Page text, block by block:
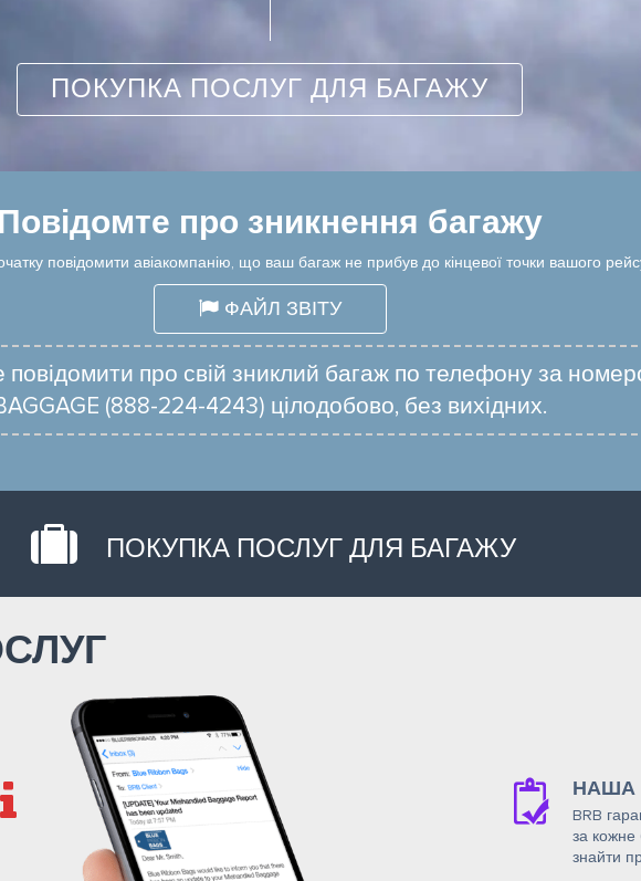
ПОКУПКА ПОСЛУГ ДЛЯ БАГАЖУ
Повідомте про зникнення багажу
повідомити авіакомпанію, що ваш багаж не прибув до кінцевої точки вашого
ФАЙЛ ЗВІТУ
про свій зниклий багаж по телефону за
(888-224-4243) цілодобово, без вихідних.
ПОКУПКА ПОСЛУГ ДЛЯ БАГАЖУ
НАША
BRB
за кожне
знайти